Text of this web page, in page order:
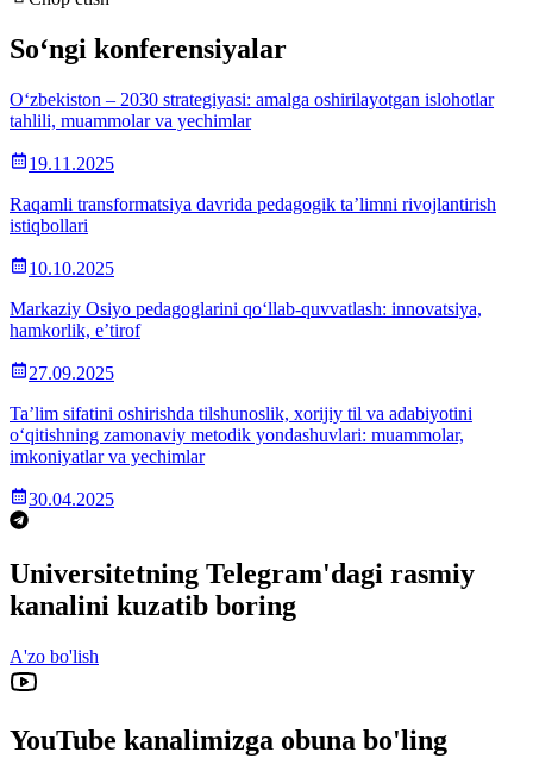
So‘ngi konferensiyalar
O‘zbekiston – 2030 strategiyasi: amalga oshirilayotgan islohotlar
tahlili, muammolar va yechimlar
19.11.2025
Raqamli transformatsiya davrida pedagogik ta’limni rivojlantirish
istiqbollari
10.10.2025
Markaziy Osiyo pedagoglarini qo‘llab-quvvatlash: innovatsiya,
hamkorlik, e’tirof
27.09.2025
Ta’lim sifatini oshirishda tilshunoslik, xorijiy til va adabiyotini
o‘qitishning zamonaviy metodik yondashuvlari: muammolar,
imkoniyatlar va yechimlar
30.04.2025
Universitetning Telegram'dagi rasmiy
kanalini kuzatib boring
A'zo bo'lish
YouTube kanalimizga obuna bo'ling